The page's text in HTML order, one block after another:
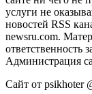
услуги не
новостей RSS
newsru.com.
ответственность
Администрация
Сайт от psikhoter